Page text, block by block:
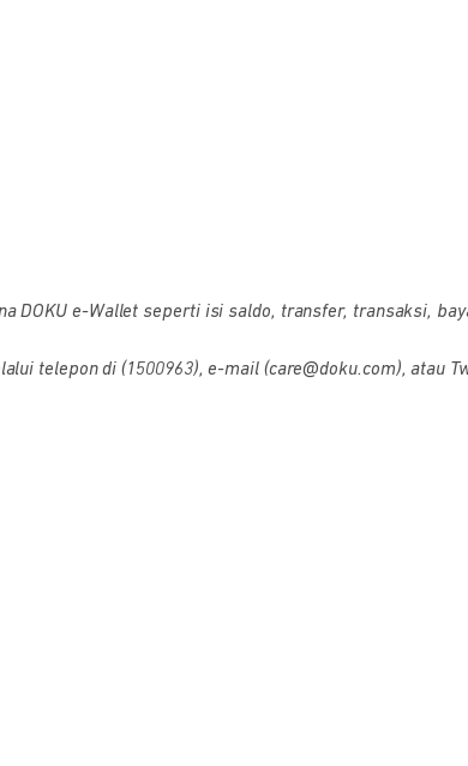
DOKU e-Wallet seperti isi saldo, transfer, transaksi,
telepon di (1500963), e-mail (care@doku.com), atau